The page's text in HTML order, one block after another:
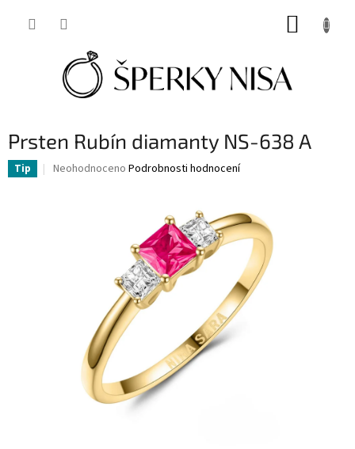
Prsten Rubín diamanty NS-638 A
Tip
Průměrné
Neohodnoceno Podrobnosti hodnocení